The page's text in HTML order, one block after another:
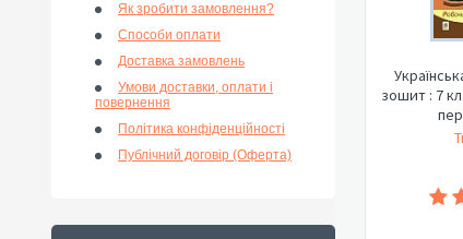
Як зробити замовлення?
Способи оплати
Доставка замовлень
Умови доставки, оплати і
повернення
Політика конфіденційності
Публічний договір (Оферта)
зошит : 7